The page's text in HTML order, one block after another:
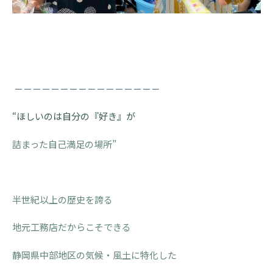
－－－－－－－－－－－－－－－－
“ほしいのは自分の『好き』が
詰まった自己満足の場所”
半世紀以上の歴史を誇る
地元工務店だからこそできる
静岡県中部地区の気候・風土に特化した